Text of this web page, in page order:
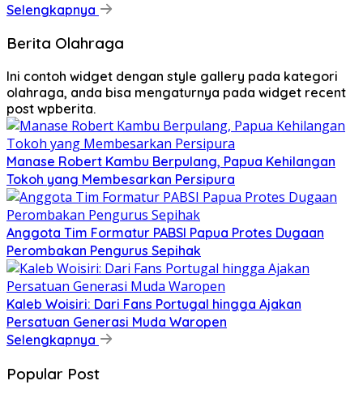
Selengkapnya
Berita Olahraga
Ini contoh widget dengan style gallery pada kategori
olahraga, anda bisa mengaturnya pada widget recent
post wpberita.
Manase Robert Kambu Berpulang, Papua Kehilangan
Tokoh yang Membesarkan Persipura
Anggota Tim Formatur PABSI Papua Protes Dugaan
Perombakan Pengurus Sepihak
Kaleb Woisiri: Dari Fans Portugal hingga Ajakan
Persatuan Generasi Muda Waropen
Selengkapnya
Popular Post